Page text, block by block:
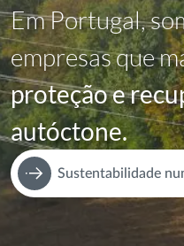
Em Portugal,
empresas que
proteção e
autóctone.
Sustentabilidade